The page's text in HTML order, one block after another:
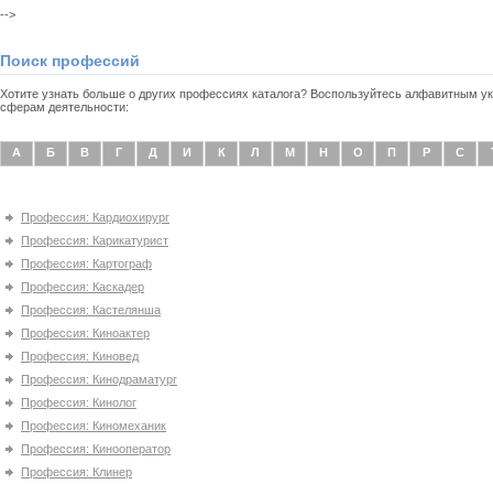
-->
Поиск профессий
Хотите узнать больше о других профессиях каталога? Воспользуйтесь алфавитным
сферам деятельности:
А Б В Г Д И К Л М Н О П Р С
Профессия: Кардиохирург
Профессия: Карикатурист
Профессия: Картограф
Профессия: Каскадер
Профессия: Кастелянша
Профессия: Киноактер
Профессия: Киновед
Профессия: Кинодраматург
Профессия: Кинолог
Профессия: Киномеханик
Профессия: Кинооператор
Профессия: Клинер